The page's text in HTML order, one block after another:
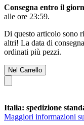
Consegna entro il
alle ore 23:59.
Di questo articolo sono
altri! La data di
ordinati più pezzi.
Nel Carrello
Italia: spedizione
Maggiori informazioni